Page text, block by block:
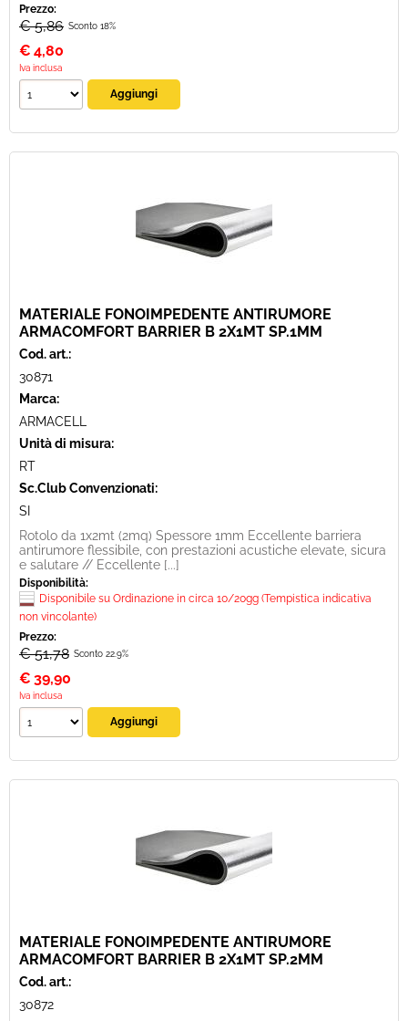
Prezzo:
€ 5,86 Sconto 18%
€ 4,80
Iva inclusa
MATERIALE FONOIMPEDENTE ANTIRUMORE
ARMACOMFORT BARRIER B 2X1MT SP.1MM
Cod. art.:
30871
Marca:
ARMACELL
Unità di misura:
RT
Sc.Club Convenzionati:
SI
Rotolo da 1x2mt (2mq) Spessore 1mm Eccellente barriera
antirumore flessibile, con prestazioni acustiche elevate, sicura
e salutare // Eccellente [...]
Disponibilità:
Disponibile su Ordinazione in circa 10/20gg (Tempistica indicativa
non vincolante)
Prezzo:
€ 51,78 Sconto 22.9%
€ 39,90
Iva inclusa
MATERIALE FONOIMPEDENTE ANTIRUMORE
ARMACOMFORT BARRIER B 2X1MT SP.2MM
Cod. art.:
30872